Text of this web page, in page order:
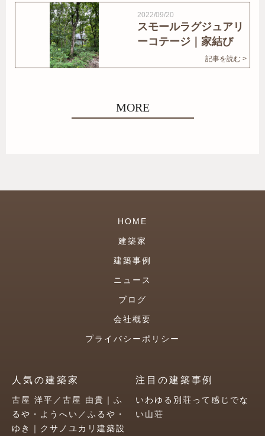
2022/09/20
スモールラグジュアリ
ーコテージ｜家結び
記事を読む >
MORE
HOME
建築家
建築事例
ニュース
ブログ
会社概要
プライバシーポリシー
人気の建築家
古屋 洋平／古屋 由貴｜ふ
るや・ようへい／ふるや・
ゆき｜クサノユカリ建築設
注目の建築事例
いわゆる別荘って感じでな
い山荘